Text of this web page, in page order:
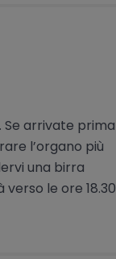
Se arrivate prima
l’organo più
una birra
le ore 18.30